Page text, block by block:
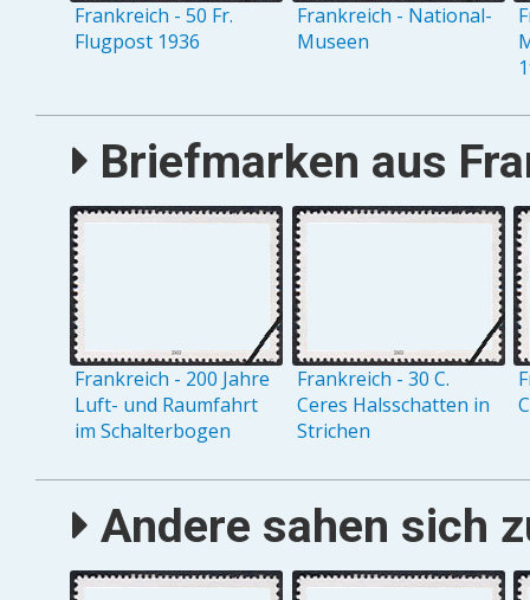
Frankreich - 50 Fr.
Flugpost 1936
Frankreich - National-
Museen
Briefmarken aus
Frankreich - 200 Jahre
Luft- und Raumfahrt
im Schalterbogen
Frankreich - 30 C.
Ceres Halsschatten in
Strichen
Andere sahen sich